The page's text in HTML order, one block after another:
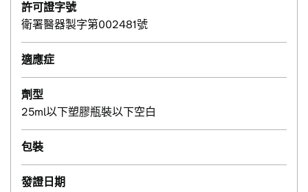
許可證字號
衛署醫器製字第002481號
適應症
劑型
25ml以下塑膠瓶裝以下空白
包裝
發證日期